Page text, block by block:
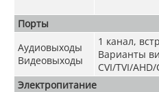
Порты
Аудиовыходы
Видеовыходы
1 канал,
Варианты
CVI/TVI/
Электропитание